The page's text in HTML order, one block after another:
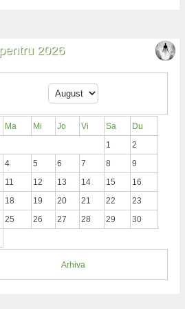
2026
Ma Mi Jo Vi Sa
Du
1
2
4 5 6 7 8
9
11 12 13 14 15
16
18 19 20 21 22
23
25 26 27 28 29
30
Arhiva